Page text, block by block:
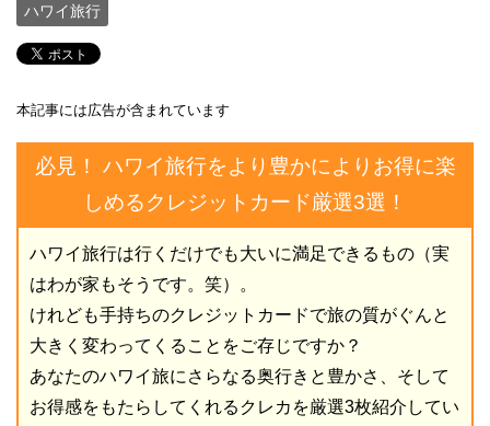
ハワイ旅行
本記事には広告が含まれています
必見！ ハワイ旅行をより豊かによりお得に楽
しめるクレジットカード厳選3選！
ハワイ旅行は行くだけでも大いに満足できるもの（実
はわが家もそうです。笑）。
けれども手持ちのクレジットカードで旅の質がぐんと
大きく変わってくることをご存じですか？
あなたのハワイ旅にさらなる奥行きと豊かさ、そして
お得感をもたらしてくれるクレカを厳選3枚紹介してい